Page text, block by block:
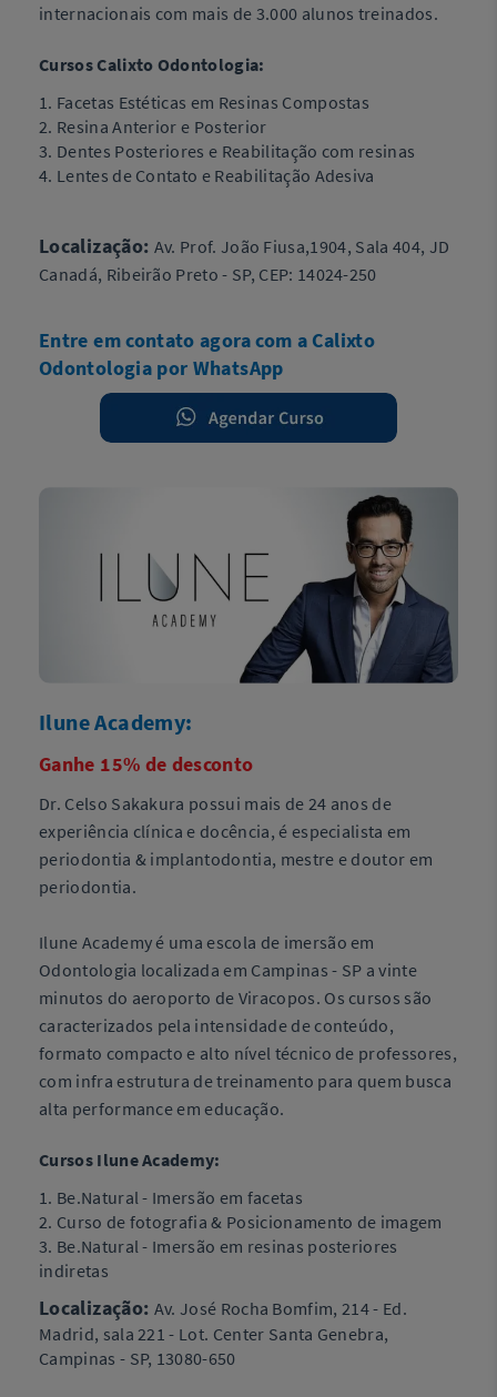
internacionais com mais de 3.000 alunos treinados.
Cursos Calixto Odontologia:
1. Facetas Estéticas em Resinas Compostas
2. Resina Anterior e Posterior
3. Dentes Posteriores e Reabilitação com resinas
4. Lentes de Contato e Reabilitação Adesiva
Localização: Av. Prof. João Fiusa,1904, Sala 404, JD
Canadá, Ribeirão Preto - SP, CEP: 14024-250
Entre em contato agora com a Calixto
Odontologia por WhatsApp
Ilune Academy:
Ganhe 15% de desconto
Dr. Celso Sakakura possui mais de 24 anos de
experiência clínica e docência, é especialista em
periodontia & implantodontia, mestre e doutor em
periodontia.
Ilune Academy é uma escola de imersão em
Odontologia localizada em Campinas - SP a vinte
minutos do aeroporto de Viracopos. Os cursos são
caracterizados pela intensidade de conteúdo,
formato compacto e alto nível técnico de professores,
com infra estrutura de treinamento para quem busca
alta performance em educação.
Cursos Ilune Academy:
1. Be.Natural - Imersão em facetas
2. Curso de fotografia & Posicionamento de imagem
3. Be.Natural - Imersão em resinas posteriores
indiretas
Localização: Av. José Rocha Bomfim, 214 - Ed.
Madrid, sala 221 - Lot. Center Santa Genebra,
Campinas - SP, 13080-650